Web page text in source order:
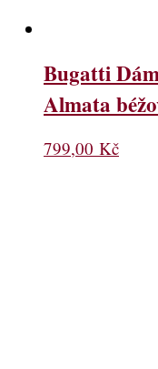
Bugatti
Almata
799,00 Kč